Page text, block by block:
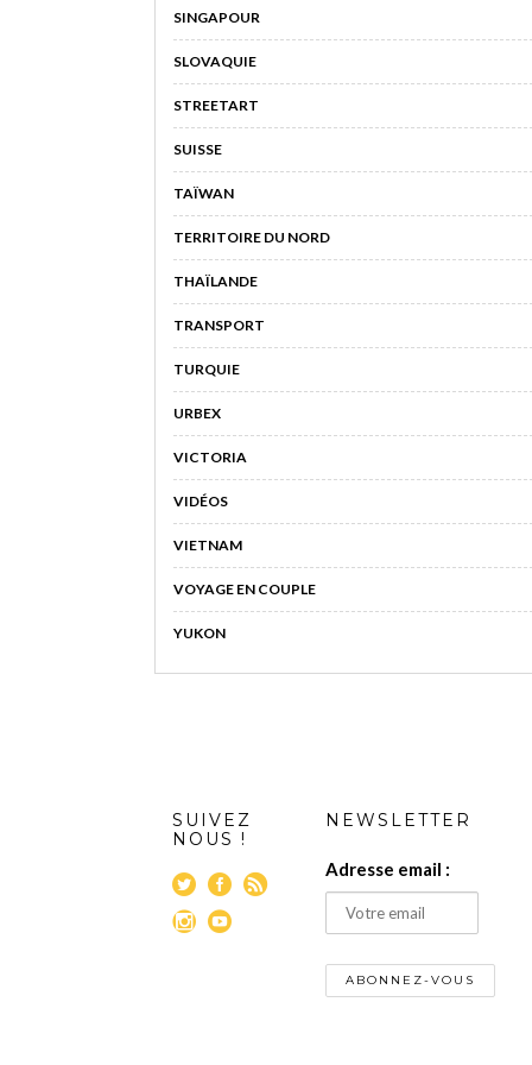
SINGAPOUR
SLOVAQUIE
STREETART
SUISSE
TAÏWAN
TERRITOIRE DU NORD
THAÏLANDE
TRANSPORT
TURQUIE
URBEX
VICTORIA
VIDÉOS
VIETNAM
VOYAGE EN COUPLE
YUKON
SUIVEZ
NOUS !
NEWSLETTER
Adresse email :